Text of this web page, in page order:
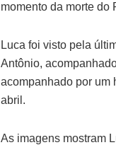
momento da morte do
Luca foi visto pela
Antônio,
acompanhado por um
abril.
As imagens mostram